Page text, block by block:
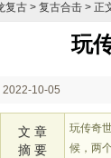
复古 > 复古合击 > 正
玩
2022-10-05
文 章
摘 要
玩传奇
候，两